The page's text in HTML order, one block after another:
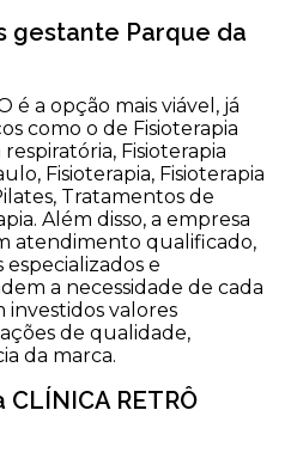
gestante Parque da
é a opção mais viável, já
como o de Fisioterapia
Fisioterapia
Fisioterapia, Fisioterapia
Tratamentos de
Além disso, a empresa
atendimento qualificado,
e
a necessidade de cada
investidos valores
de qualidade,
da marca.
RETRÔ